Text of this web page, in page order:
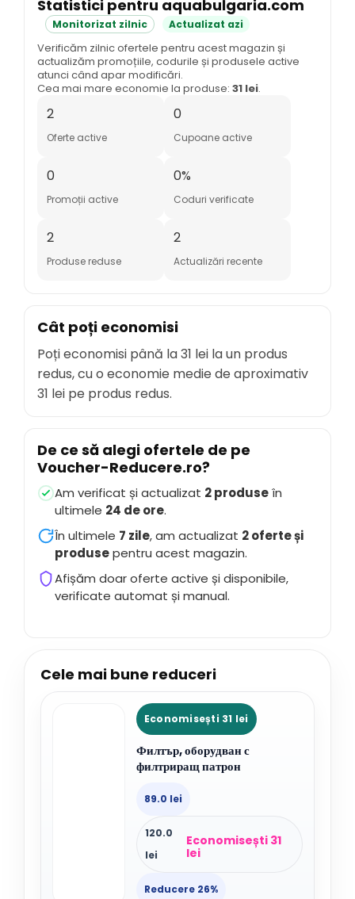
Statistici pentru aquabulgaria.com
Monitorizat zilnic Actualizat azi
Verificăm zilnic ofertele pentru acest magazin și
actualizăm promoțiile, codurile și produsele active
atunci când apar modificări.
Cea mai mare economie la produse: 31 lei.
2
Oferte active
0
Cupoane active
0
Promoții active
0%
Coduri verificate
2
Produse reduse
2
Actualizări recente
Cât poți economisi
Poți economisi până la31 lei la un produs
redus, cu o economie medie de aproximativ
31 lei pe produs redus.
De ce să alegi ofertele de pe
Voucher-Reducere.ro?
Am verificat și actualizat 2 produseîn
ultimele 24 de ore.
În ultimele 7 zile, am actualizat 2 oferte și
produsepentru acest magazin.
Afișăm doar oferte active și disponibile,
verificate automat și manual.
Cele mai bune reduceri
Economisești 31 lei
Филтър, оборудван с
филтриращ патрон
89.0 lei
120.0
lei
Economisești 31
lei
Reducere 26%